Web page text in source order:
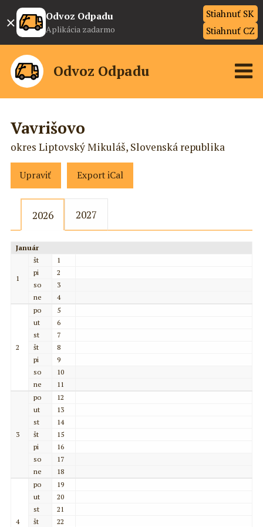
× Odvoz Odpadu
Aplikácia zadarmo
Stiahnuť SK
Stiahnuť CZ
Odvoz Odpadu
Vavrišovo
okres Liptovský Mikuláš, Slovenská republika
Upraviť Export iCal
2026 2027
Január
1
št
1
pi
2
so
3
ne
4
2
po
5
ut
6
st
7
št
8
pi
9
so
10
ne
11
3
po
12
ut
13
st
14
št
15
pi
16
so
17
ne
18
4
po
19
ut
20
st
21
št
22